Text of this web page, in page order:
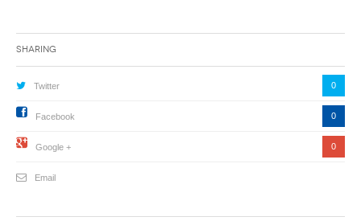
Sharing
Twitter 0
Facebook 0
Google + 0
Email